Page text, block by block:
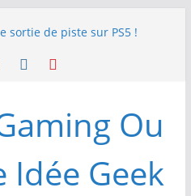
sortie de piste sur PS5 !
légende de l’arcade est de
accessoires Turtle Beach X
Ou
Idée Geek